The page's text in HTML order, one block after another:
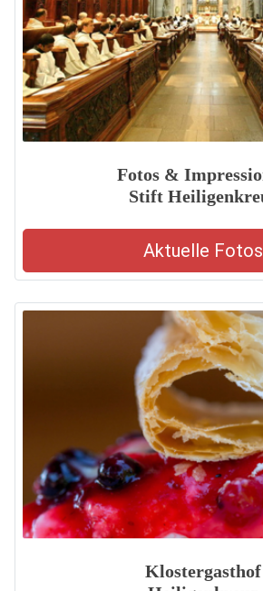
Fotos &
Stift
Aktuelle Fotos
Klostergasthof